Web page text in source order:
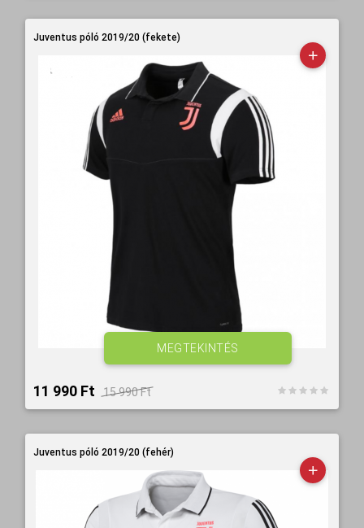
Juventus póló 2019/20 (fekete)
11 990 Ft‎ 15 990 Ft‎
MEGTEKINTÉS
Juventus póló 2019/20 (fehér)